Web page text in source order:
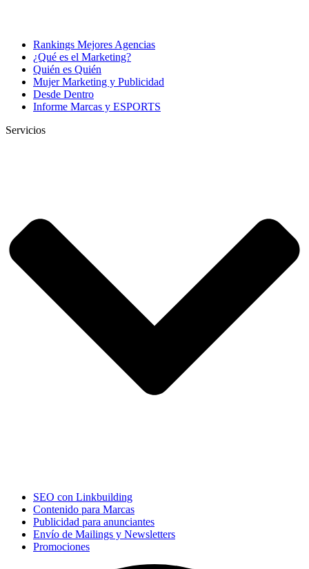
Rankings Mejores Agencias
¿Qué es el Marketing?
Quién es Quién
Mujer Marketing y Publicidad
Desde Dentro
Informe Marcas y ESPORTS
Servicios
SEO con Linkbuilding
Contenido para Marcas
Publicidad para anunciantes
Envío de Mailings y Newsletters
Promociones